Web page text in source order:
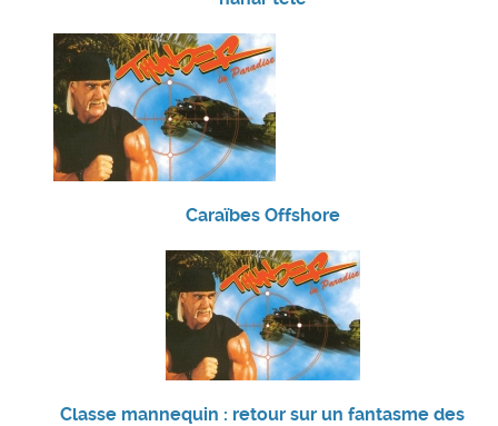
Caraïbes Offshore
Classe mannequin : retour sur un fantasme des